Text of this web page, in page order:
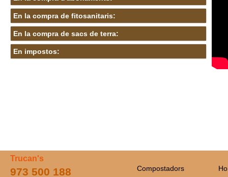
En la compra de fitosanitaris:
En la compra de sacs de terra:
En impostos:
Trucan's
973 500 188 Compostadors